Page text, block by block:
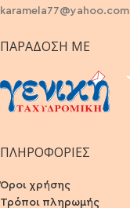
karamela77@yahoo.com
ΠΑΡΆΔΟΣΗ ΜΕ
ΠΛΗΡΟΦΟΡΙΕΣ
Όροι χρήσης
Τρόποι πληρωμής